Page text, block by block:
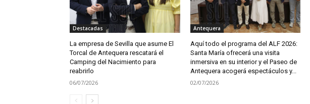
Destacadas
La empresa de Sevilla que asume El
Torcal de Antequera rescatará el
Camping del Nacimiento para
reabrirlo
06/07/2026
Antequera
Aquí todo el programa del ALF 2026:
Santa María ofrecerá una visita
inmersiva en su interior y el Paseo de
Antequera acogerá espectáculos y...
02/07/2026